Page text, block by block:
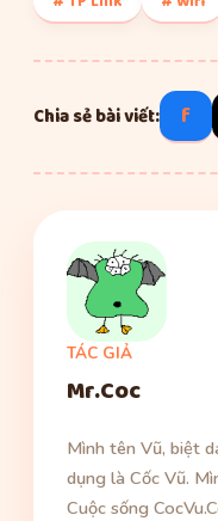
Chia sẻ bài viết: f
TÁC GIẢ
Mr.Coc
Mình tên Vũ, biệt
dụng là Cốc Vũ.
Cuộc sống